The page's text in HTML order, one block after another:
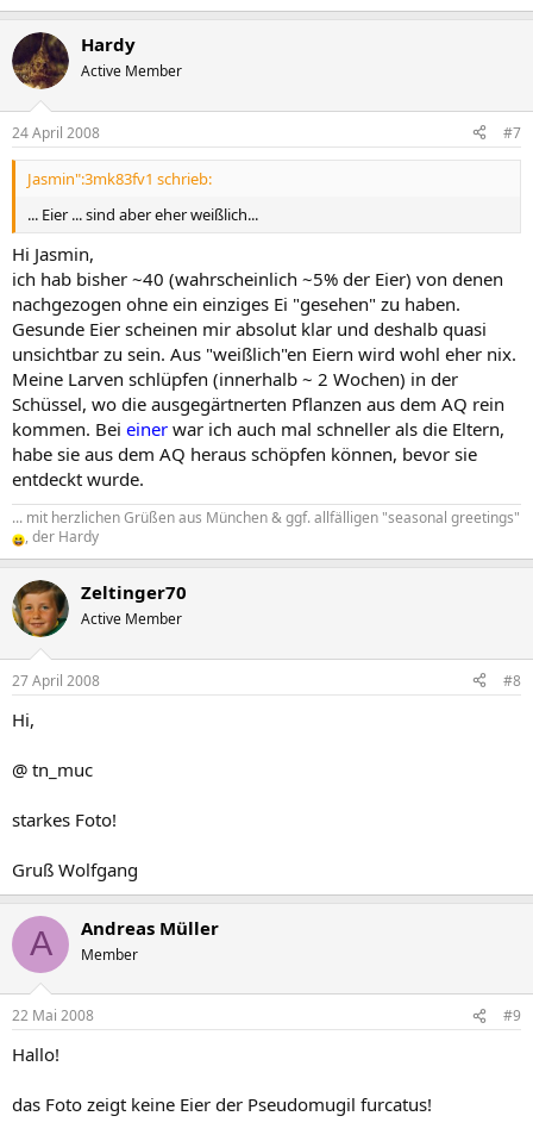
Hardy
Active Member
24 April 2008 #7
Jasmin":3mk83fv1 schrieb:
... Eier ... sind aber eher weißlich...
Hi Jasmin,
ich hab bisher ~40 (wahrscheinlich ~5% der Eier) von denen
nachgezogen ohne ein einziges Ei "gesehen" zu haben.
Gesunde Eier scheinen mir absolut klar und deshalb quasi
unsichtbar zu sein. Aus "weißlich"en Eiern wird wohl eher nix.
Meine Larven schlüpfen (innerhalb ~ 2 Wochen) in der
Schüssel, wo die ausgegärtnerten Pflanzen aus dem AQ rein
kommen. Bei einer war ich auch mal schneller als die Eltern,
habe sie aus dem AQ heraus schöpfen können, bevor sie
entdeckt wurde.
... mit herzlichen Grüßen aus München & ggf. allfälligen "seasonal greetings"
, der Hardy
Zeltinger70
Active Member
27 April 2008 #8
Hi,
@ tn_muc
starkes Foto!
Gruß Wolfgang
A Andreas Müller
Member
22 Mai 2008 #9
Hallo!
das Foto zeigt keine Eier der Pseudomugil furcatus!